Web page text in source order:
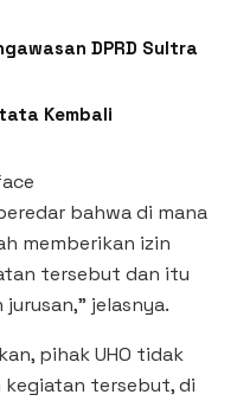
DPRD Sultra
Kembali
bahwa di mana
memberikan izin
tersebut dan itu
jelasnya.
pihak UHO tidak
kegiatan tersebut, di